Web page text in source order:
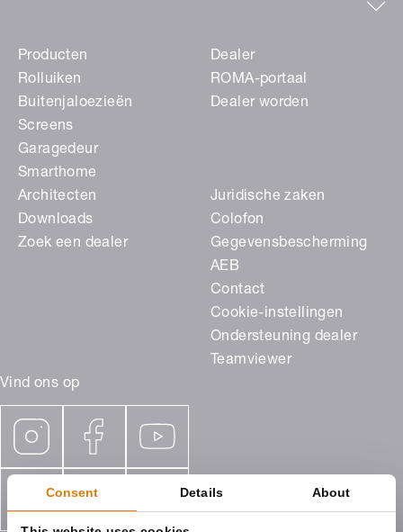
Consent Details About
Vind ons op
Producten
Rolluiken
Buitenjaloezieën
Screens
Garagedeur
Smarthome
Dealer
ROMA-portaal
Dealer worden
Architecten
Downloads
Zoek een dealer
Juridische zaken
Colofon
Gegevensbescherming
AEB
Contact
Cookie-instellingen
Ondersteuning dealer
Teamviewer